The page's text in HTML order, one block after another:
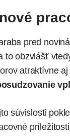
pred
to obzvlášť
atraktívne
súvislosti